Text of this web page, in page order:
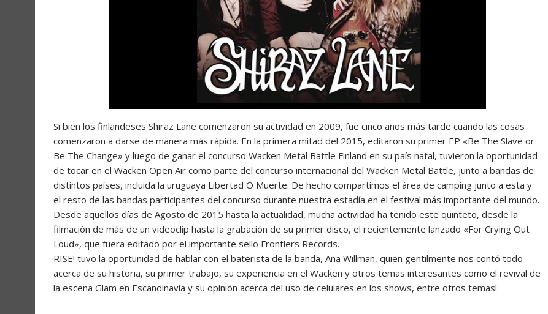
Si bien los finlandeses Shiraz Lane comenzaron su actividad en 2009, fue cinco años más tarde cuando las cosas
comenzaron a darse de manera más rápida. En la primera mitad del 2015, editaron su primer EP «Be The Slave or
Be The Change» y luego de ganar el concurso Wacken Metal Battle Finland en su país natal, tuvieron la oportunidad
de tocar en el Wacken Open Air como parte del concurso internacional del Wacken Metal Battle, junto a bandas de
distintos países, incluida la uruguaya Libertad O Muerte. De hecho compartimos el área de camping junto a esta y
el resto de las bandas participantes del concurso durante nuestra estadía en el festival más importante del mundo.
Desde aquellos días de Agosto de 2015 hasta la actualidad, mucha actividad ha tenido este quinteto, desde la
filmación de más de un videoclip hasta la grabación de su primer disco, el recientemente lanzado «For Crying Out
Loud», que fuera editado por el importante sello Frontiers Records.
RISE! tuvo la oportunidad de hablar con el baterista de la banda, Ana Willman, quien gentilmente nos contó todo
acerca de su historia, su primer trabajo, su experiencia en el Wacken y otros temas interesantes como el revival de
la escena Glam en Escandinavia y su opinión acerca del uso de celulares en los shows, entre otros temas!